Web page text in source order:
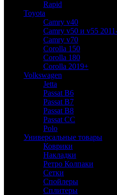
Rapid
Toyota
Camry v40
Camry v50 и v55
Camry v70
Corolla 150
Corolla 180
Corolla 2019+
Volkswagen
Jetta
Passat B6
Passat B7
Passat B8
Passat CC
Polo
Универсальные товары
Коврики
Накладки
Ретро Колпаки
Сетки
Спойлеры
Сплитеры